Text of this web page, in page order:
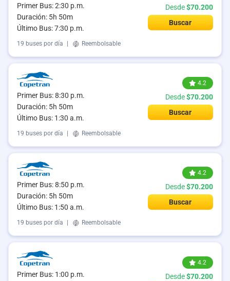
Primer Bus: 2:30 p.m.
Duración: 5h 50m
Último Bus: 7:30 p.m.
Desde$70.200
Buscar
19 buses por día Reembolsable
Primer Bus: 8:30 p.m.
Duración: 5h 50m
Último Bus: 1:30 a.m.
4.2
Desde$70.200
Buscar
19 buses por día | Reembolsable
Primer Bus: 8:50 p.m.
Duración: 5h 50m
Último Bus: 1:50 a.m.
4.2
Desde$70.200
Buscar
19 buses por día Reembolsable
Primer Bus: 1:00 p.m.
4.2
Desde$70.200